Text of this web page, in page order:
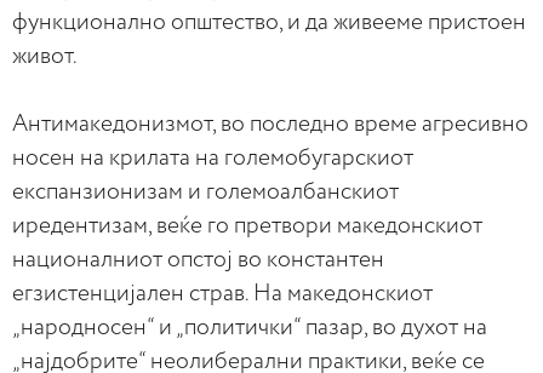
функционално општество, и да живееме пристоен
живот.
Антимакедонизмот, во последно време агресивно
носен на крилата на големобугарскиот
експанзионизам и големоалбанскиот
иредентизам, веќе го претвори македонскиот
националниот опстој во константен
егзистенцијален страв. На македонскиот
„народносен“ и „политички“ пазар, во духот на
„најдобрите“ неолиберални практики, веќе се